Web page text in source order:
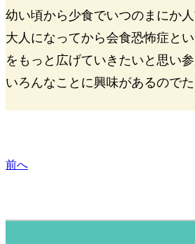
幼い頃から少食でいつのまにか
大人になってから会食恐怖症と
をもっと広げていきたいと思い参
いろんなことに興味があるので
前へ